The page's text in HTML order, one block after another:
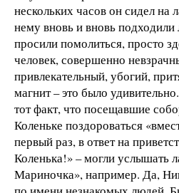
нескольких часов он сидел на
нему вновь и вновь
просили помолиться, просто
человек, совершенно
привлекательный, убогий,
магнит – это было
тот факт, что посещавшие
Коленьке поздороваться
первый раз, в ответ на
Коленька!» – могли услышать
Мариночка», например. Да,